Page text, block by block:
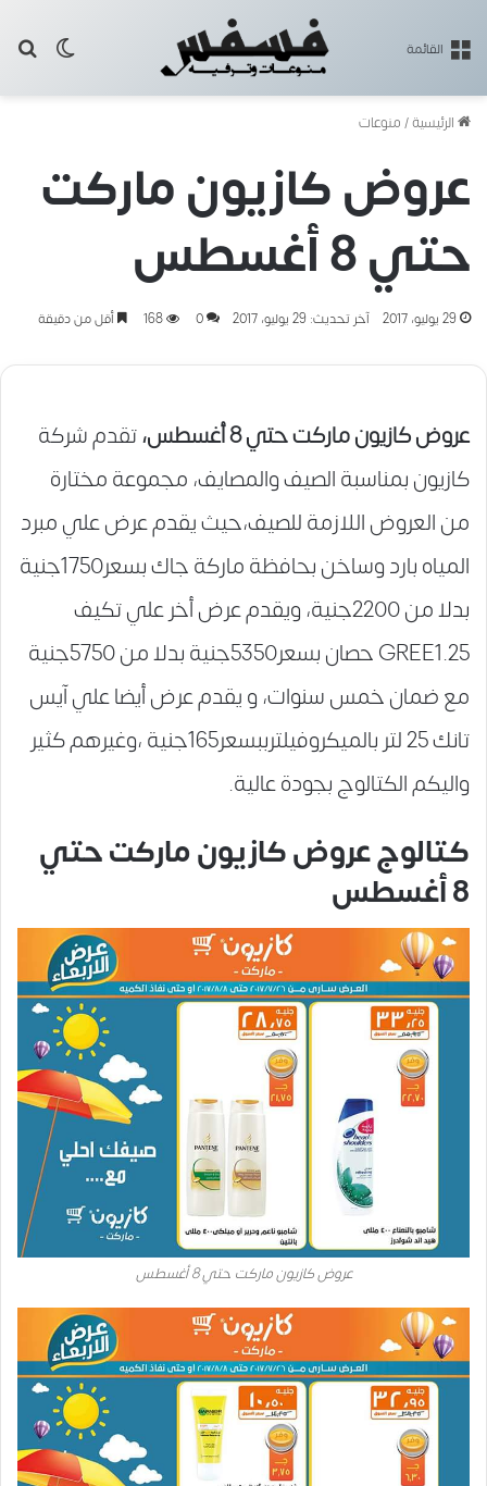
القائمة
الرئيسية/منوعات
عروض كازيون ماركت
حتي 8 أغسطس
29 يوليو، 2017 آخر تحديث: 29 يوليو، 2017 0
168 أقل من دقيقة
عروض كازيون ماركت حتي 8 أغسطس،
تقدم شركة
كازيون بمناسبة الصيف والمصايف، مجموعة مختارة
من العروض اللازمة للصيف،حيث يقدم عرض علي مبرد
المياه بارد وساخن بحافظة ماركة جاك بسعر1750جنية
بدلا من 2200جنية، ويقدم عرض أخر علي تكيف
GREE1.25 حصان بسعر5350جنية بدلا من 5750جنية
مع ضمان خمس سنوات، و يقدم عرض أيضا علي آيس
تانك 25 لتر بالميكروفيلترببسعر165جنية ،وغيرهم كثير
واليكم الكتالوج بجودة عالية.
كتالوج عروض كازيون ماركت حتي
8 أغسطس
عروض كازيون ماركت حتي 8 أغسطس